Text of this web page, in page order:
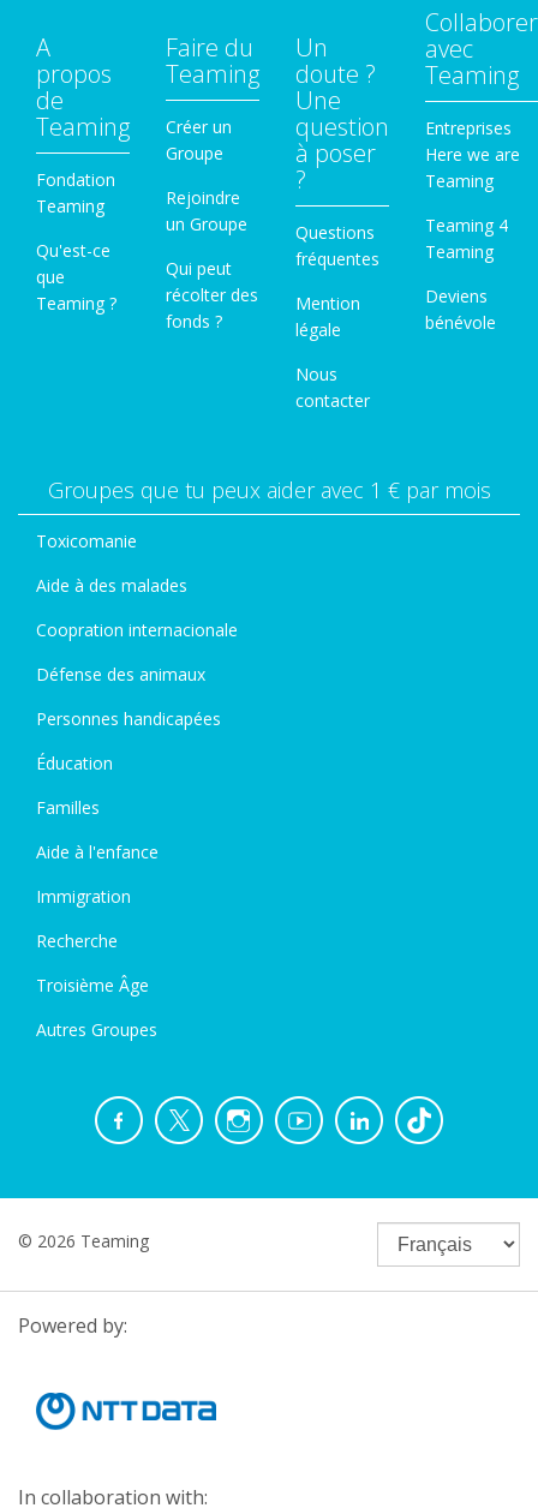
A
propos
de
Teaming
Fondation
Teaming
Qu'est-ce
que
Teaming ?
Faire du
Teaming
Créer un
Groupe
Rejoindre
un Groupe
Qui peut
récolter des
fonds ?
Un
doute ?
Une
question
à poser
?
Questions
fréquentes
Mention
légale
Nous
contacter
Collaborer
avec
Teaming
Entreprises
Here we are
Teaming
Teaming 4
Teaming
Deviens
bénévole
Groupes que tu peux aider avec 1 € par mois
Toxicomanie
Aide à des malades
Coopration internacionale
Défense des animaux
Personnes handicapées
Éducation
Familles
Aide à l'enfance
Immigration
Recherche
Troisième Âge
Autres Groupes
© 2026 Teaming
Powered by:
In collaboration with: